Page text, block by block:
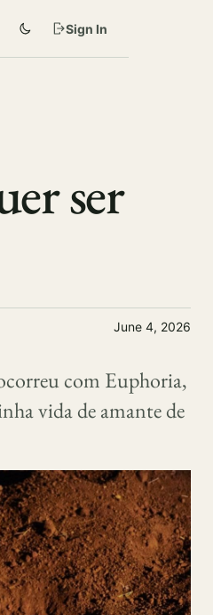
Sign In
ser
June 4, 2026
com Euphoria,
vida de amante de